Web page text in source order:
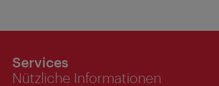
Services
Nützliche Informationen